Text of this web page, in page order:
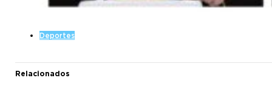
Deportes
Relacionados